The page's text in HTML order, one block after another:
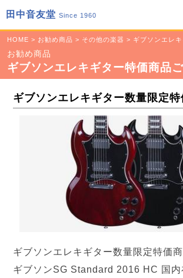
田中音友堂 Since 1960
HOME > お勧め商品 > その他の楽器 > ギブソンエレ
お勧め商品
ギブソンエレキギター特価商品
ギブソンエレキギター数量限定
ギブソンエレキギター数量限定特価
ギブソンSG Standard 2016 HC 国内